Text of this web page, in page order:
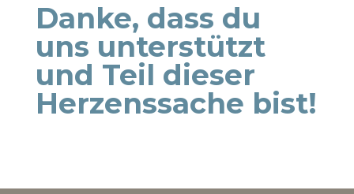
Danke, dass du
uns unterstützt
und Teil dieser
Herzenssache bist!